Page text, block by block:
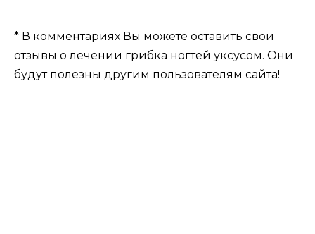
* В комментариях Вы можете оставить свои
отзывы о лечении грибка ногтей уксусом. Они
будут полезны другим пользователям сайта!